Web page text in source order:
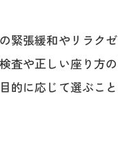
緊張緩和やリラク
査や正しい座り方
に応じて選ぶこと